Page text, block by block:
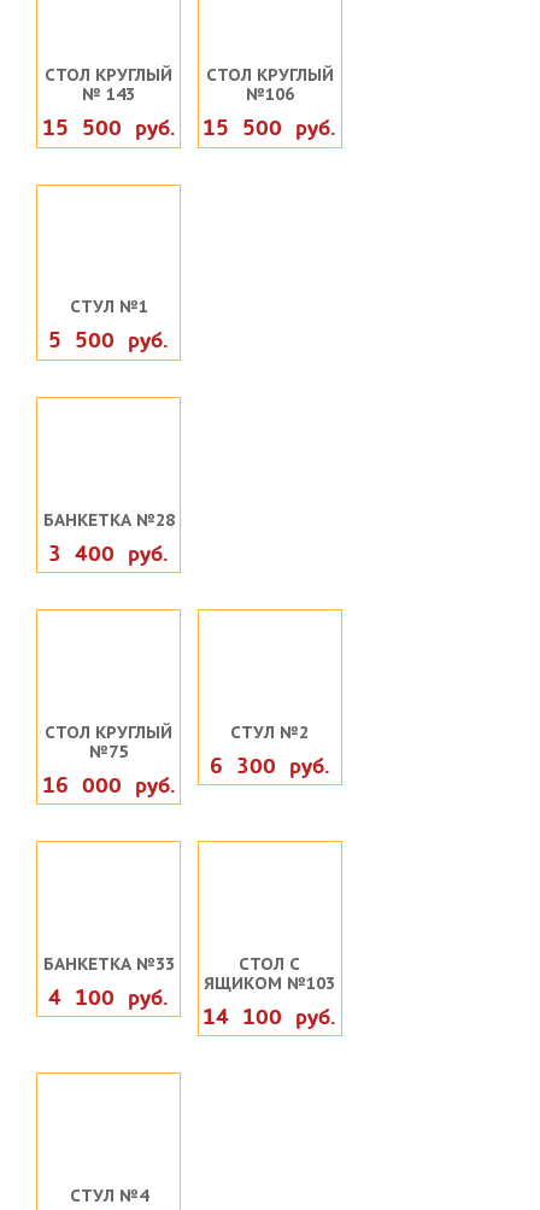
СТОЛ КРУГЛЫЙ
№ 143
15 500 руб.
СТОЛ КРУГЛЫЙ
№106
15 500 руб.
СТУЛ №1
5 500 руб.
БАНКЕТКА №28
3 400 руб.
СТОЛ КРУГЛЫЙ
№75
16 000 руб.
СТУЛ №2
6 300 руб.
БАНКЕТКА №33
4 100 руб.
СТОЛ С
ЯЩИКОМ №103
14 100 руб.
СТУЛ №4